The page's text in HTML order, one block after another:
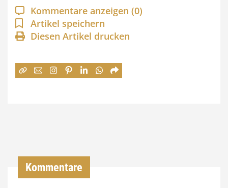
a
n
n
:
Kommentare anzeigen (0)
Artikel speichern
Diesen Artikel drucken
Kommentare